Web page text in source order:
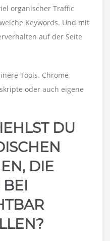
organischer Traffic
Keywords. Und mit
auf der Seite
Tools. Chrome
oder auch eigene
DU
DIE
BEI